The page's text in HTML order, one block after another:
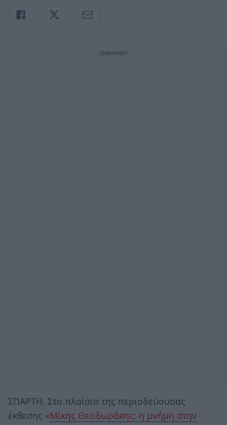
ΣΠΑΡΤΗ. Στο πλαίσιο της περιοδεύουσας
έκθεσης «Μίκης Θεοδωράκης: η μνήμη στην